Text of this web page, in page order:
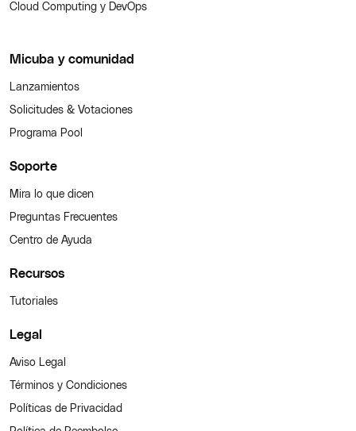
Cloud Computing y DevOps
Micuba y comunidad
Lanzamientos
Solicitudes & Votaciones
Programa Pool
Soporte
Mira lo que dicen
Preguntas Frecuentes
Centro de Ayuda
Recursos
Tutoriales
Legal
Aviso Legal
Términos y Condiciones
Políticas de Privacidad